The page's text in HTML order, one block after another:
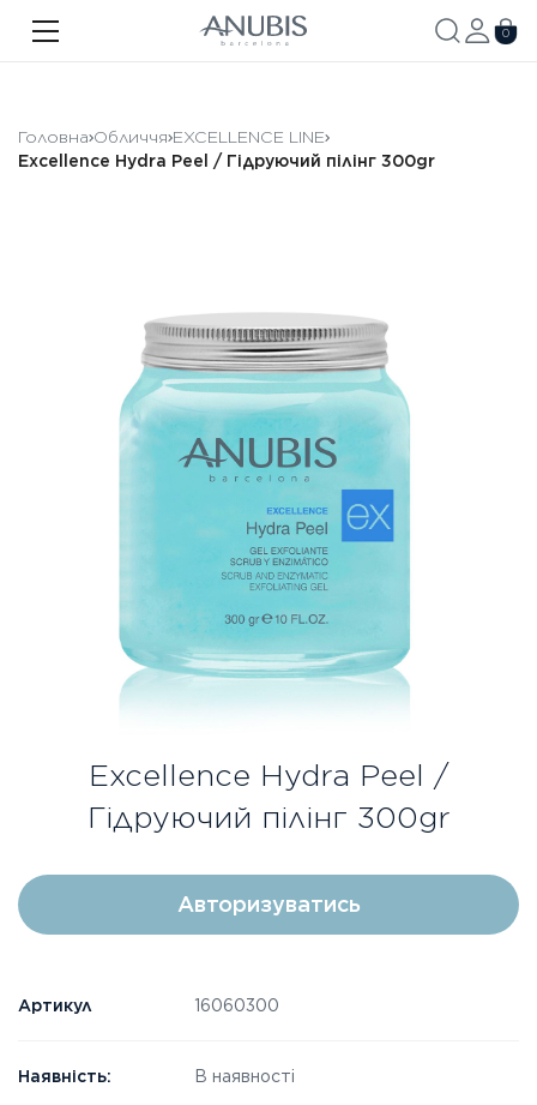
ОБЛИЧЧЯ
БРЕНДОВАНА ПРОДУКЦІЯ
Безкоштовна консультація
Вхід/Реєстрація
0
Головна Обличчя EXCELLENCE LINE
Excellence Hydra Peel / Гідруючий пілінг 300gr
Excellence Hydra Peel /
Гідруючий пілінг 300gr
Авторизуватись
Артикул 16060300
Наявність: В наявності